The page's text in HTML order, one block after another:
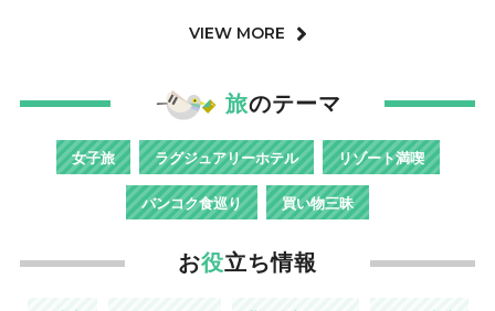
VIEW MORE
旅のテーマ
女子旅 ラグジュアリーホテル リゾート満喫
バンコク食巡り 買い物三昧
お役立ち情報